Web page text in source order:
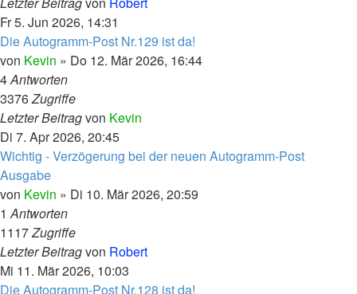
Fr 5. Jun 2026, 14:31
Die Autogramm-Post Nr.129 ist da!
von Kevin » Do 12. Mär 2026, 16:44
4Antworten
3376Zugriffe
Letzter Beitragvon Kevin
Di 7. Apr 2026, 20:45
Wichtig - Verzögerung bei der neuen Autogramm-Post
Ausgabe
von Kevin » Di 10. Mär 2026, 20:59
1Antworten
1117Zugriffe
Letzter Beitragvon Robert
Mi 11. Mär 2026, 10:03
Die Autogramm-Post Nr.128 ist da!